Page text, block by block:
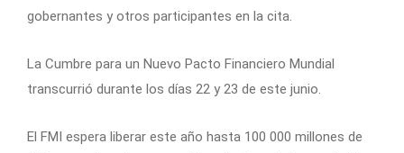
gobernantes y otros participantes en la cita.
La Cumbre para un Nuevo Pacto Financiero Mundial
transcurrió durante los días 22 y 23 de este junio.
El FMI espera liberar este año hasta 100 000 millones de